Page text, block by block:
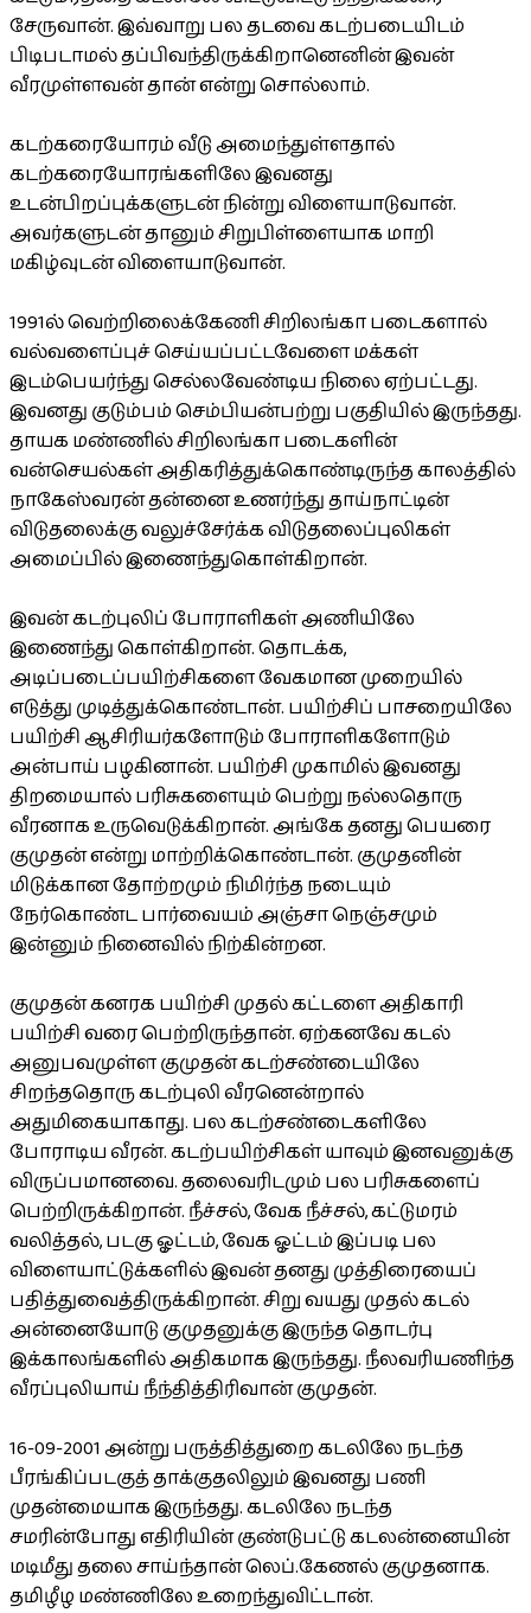
சேருவான். இவ்வாறு பல தடவை கடற்படையிடம்
பிடிபடாமல் தப்பிவந்திருக்கிறானெனின் இவன்
வீரமுள்ளவன் தான் என்று சொல்லாம்.
கடற்கரையோரம் வீடு அமைந்துள்ளதால்
கடற்கரையோரங்களிலே இவனது
உடன்பிறப்புக்களுடன் நின்று விளையாடுவான்.
அவர்களுடன் தானும் சிறுபிள்ளையாக மாறி
மகிழ்வுடன் விளையாடுவான்.
1991ல் வெற்றிலைக்கேணி சிறிலங்கா படைகளால்
வல்வளைப்புச் செய்யப்பட்டவேளை மக்கள்
இடம்பெயர்ந்து செல்லவேண்டிய நிலை ஏற்பட்டது.
இவனது குடும்பம் செம்பியன்பற்று பகுதியில் இருந்தது.
தாயக மண்ணில் சிறிலங்கா படைகளின்
வன்செயல்கள் அதிகரித்துக்கொண்டிருந்த காலத்தில்
நாகேஸ்வரன் தன்னை உணர்ந்து தாய்நாட்டின்
விடுதலைக்கு வலுச்சேர்க்க விடுதலைப்புலிகள்
அமைப்பில் இணைந்துகொள்கிறான்.
இவன் கடற்புலிப் போராளிகள் அணியிலே
இணைந்து கொள்கிறான். தொடக்க,
அடிப்படைப்பயிற்சிகளை வேகமான முறையில்
எடுத்து முடித்துக்கொண்டான். பயிற்சிப் பாசறையிலே
பயிற்சி ஆசிரியர்களோடும் போராளிகளோடும்
அன்பாய் பழகினான். பயிற்சி முகாமில் இவனது
திறமையால் பரிசுகளையும் பெற்று நல்லதொரு
வீரனாக உருவெடுக்கிறான். அங்கே தனது பெயரை
குமுதன் என்று மாற்றிக்கொண்டான். குமுதனின்
மிடுக்கான தோற்றமும் நிமிர்ந்த நடையும்
நேர்கொண்ட பார்வையம் அஞ்சா நெஞ்சமும்
இன்னும் நினைவில் நிற்கின்றன.
குமுதன் கனரக பயிற்சி முதல் கட்டளை அதிகாரி
பயிற்சி வரை பெற்றிருந்தான். ஏற்கனவே கடல்
அனுபவமுள்ள குமுதன் கடற்சண்டையிலே
சிறந்ததொரு கடற்புலி வீரனென்றால்
அதுமிகையாகாது. பல கடற்சண்டைகளிலே
போராடிய வீரன். கடற்பயிற்சிகள் யாவும் இனவனுக்கு
விருப்பமானவை. தலைவரிடமும் பல பரிசுகளைப்
பெற்றிருக்கிறான். நீச்சல், வேக நீச்சல், கட்டுமரம்
வலித்தல், படகு ஓட்டம், வேக ஓட்டம் இப்படி பல
விளையாட்டுக்களில் இவன் தனது முத்திரையைப்
பதித்துவைத்திருக்கிறான். சிறு வயது முதல் கடல்
அன்னையோடு குமுதனுக்கு இருந்த தொடர்பு
இக்காலங்களில் அதிகமாக இருந்தது. நீலவரியணிந்த
வீரப்புலியாய் நீந்தித்திரிவான் குமுதன்.
16-09-2001 அன்று பருத்தித்துறை கடலிலே நடந்த
பீரங்கிப்படகுத் தாக்குதலிலும் இவனது பணி
முதன்மையாக இருந்தது. கடலிலே நடந்த
சமரின்போது எதிரியின் குண்டுபட்டு கடலன்னையின்
மடிமீது தலை சாய்ந்தான் லெப்.கேணல் குமுதனாக.
தமிழீழ மண்ணிலே உறைந்துவிட்டான்.